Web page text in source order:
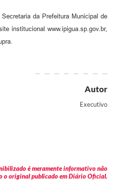
da Prefeitura Municipal de
institucional www.ipigua.sp.gov.br,
Autor
Executivo
é meramente informativo não
o original publicado em Diário Oficial.